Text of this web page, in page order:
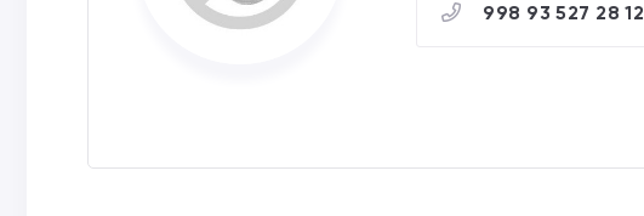
998 93 527 28 12